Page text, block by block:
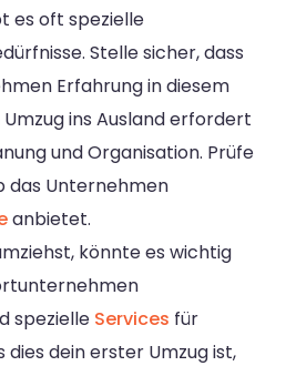
es oft spezielle
Stelle sicher, dass
Erfahrung in diesem
ins Ausland erfordert
und Organisation. Prüfe
das Unternehmen
anbietet.
könnte es wichtig
spezielle Services für
dies dein erster Umzug ist,